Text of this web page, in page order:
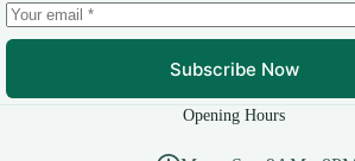
Subscribe Now
Opening Hours